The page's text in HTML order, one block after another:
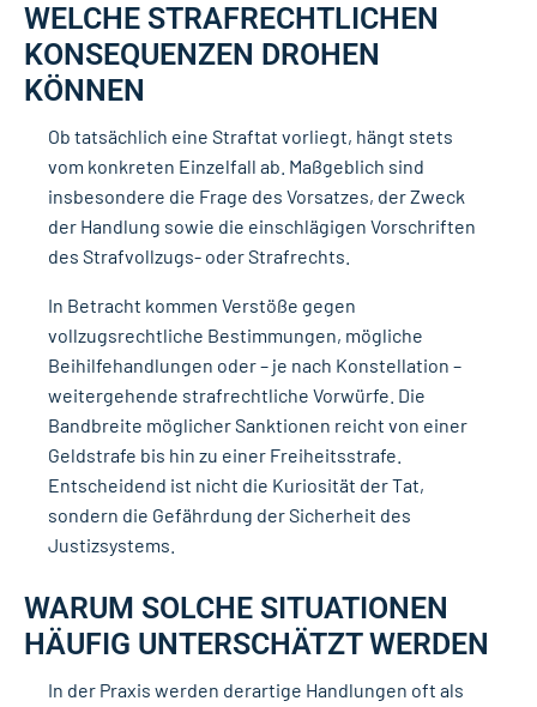
WELCHE STRAFRECHTLICHEN
KONSEQUENZEN DROHEN
KÖNNEN
Ob tatsächlich eine Straftat vorliegt, hängt stets
vom konkreten Einzelfall ab. Maßgeblich sind
insbesondere die Frage des Vorsatzes, der Zweck
der Handlung sowie die einschlägigen Vorschriften
des Strafvollzugs- oder Strafrechts.
In Betracht kommen Verstöße gegen
vollzugsrechtliche Bestimmungen, mögliche
Beihilfehandlungen oder – je nach Konstellation –
weitergehende strafrechtliche Vorwürfe. Die
Bandbreite möglicher Sanktionen reicht von einer
Geldstrafe bis hin zu einer Freiheitsstrafe.
Entscheidend ist nicht die Kuriosität der Tat,
sondern die Gefährdung der Sicherheit des
Justizsystems.
WARUM SOLCHE SITUATIONEN
HÄUFIG UNTERSCHÄTZT WERDEN
In der Praxis werden derartige Handlungen oft als